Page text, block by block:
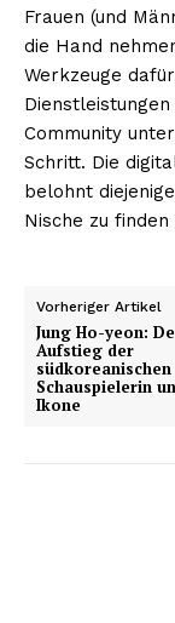
Inhalte
Frauen (und
die Hand
Werkzeuge
Community
Schritt. Die
belohnt
Nische zu
Vorheriger Artikel
Jung Ho-yeon:
Aufstieg der
südkoreanischen
Schauspielerin
Ikone